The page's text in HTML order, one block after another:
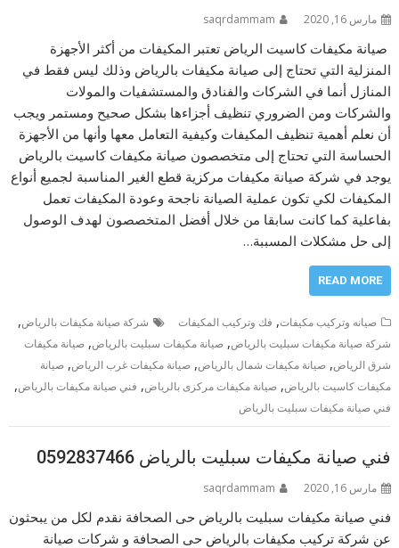
مارس 16, 2020 saqrdammam
صيانة مكيفات كاسيت الرياض تعتبر المكيفات من أكثر الأجهزة
المنزلية التي تحتاج إلى صيانة مكيفات بالرياض وذلك ليس فقط في
المنازل أنما في الشركات والفنادق والمستشفيات والمولات
والشركات ومن الضروري تنظيف أجزاءها بشكل صحيح ومستمر ويجب
أن نعلم أهمية تنظيف المكيفات وكيفية التعامل معها وأنها من الأجهزة
الحساسة التي تحتاج إلى متخصصون صيانة مكيفات كاسيت بالرياض
يوجد في شركة صيانة مكيفات مركزية قطع الغير المناسبة لجميع أنواع
المكيفات لكي تكون عملية الصيانة ناجحة وعودة المكيفات تعمل
بفاعلية كما كانت سابقا من خلال أفضل المتخصصون لهدف الوصول
إلى حل مشكلات المسببة…
READ MORE
صيانه وتركيب مكيفات, فك وتركيب المكيفات شركة صيانة مكيفات بالرياض,
شركة صيانة مكيفات سبليت بالرياض,صيانة مكيفات سبليت بالرياض,صيانة مكيفات
شرق الرياض,صيانة مكيفات شمال بالرياض,صيانة مكيفات غرب الرياض,صيانة
مكيفات كاسيت بالرياض,صيانة مكيفات مركزى بالرياض, فني صيانة مكيفات بالرياض,
فني صيانة مكيفات سبليت بالرياض
فني صيانة مكيفات سبليت بالرياض 0592837466
مارس 16, 2020 saqrdammam
فني صيانة مكيفات سبليت بالرياض حى الصحافة نقدم لكل من يبحثون
عن شركة تركيب مكيفات بالرياض حى الصحافة و شركات صيانة